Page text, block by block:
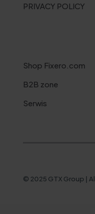
PRIVACY POLICY
Shop Fixero.com
B2B zone
Serwis
© 2025 GTX Group |